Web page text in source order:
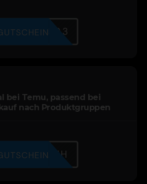
UIU2LCU93
bei Temu, passend bei
nach Produktgruppen
MRXKPVCZH